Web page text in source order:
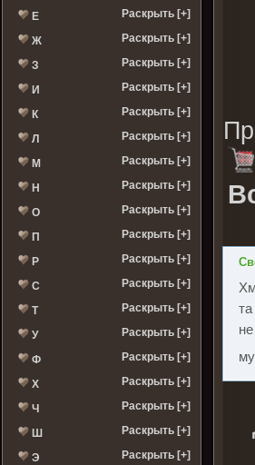
Е Раскрыть [+]
Ж Раскрыть [+]
З Раскрыть [+]
И Раскрыть [+]
К Раскрыть [+]
Л Раскрыть [+]
М Раскрыть [+]
Н Раскрыть [+]
О Раскрыть [+]
П Раскрыть [+]
Р Раскрыть [+]
С Раскрыть [+]
Т Раскрыть [+]
У Раскрыть [+]
Ф Раскрыть [+]
Х Раскрыть [+]
Ч Раскрыть [+]
Ш Раскрыть [+]
Э Раскрыть [+]